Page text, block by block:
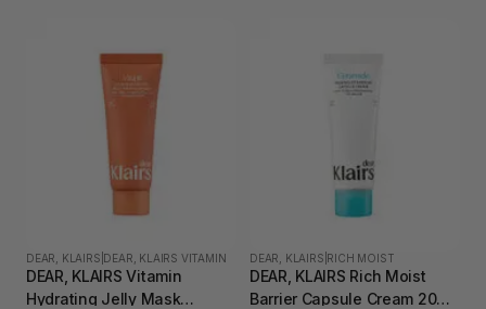
DEAR, KLAIRS DEAR, KLAIRS VITAMIN
DEAR, KLAIRS Vitamin
Hydrating Jelly Mask
DEAR, KLAIRS RICH MOIST
DEAR, KLAIRS Rich Moist
Barrier Capsule Cream 20